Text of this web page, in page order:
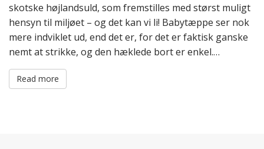
skotske højlandsuld, som fremstilles med størst muligt
hensyn til miljøet – og det kan vi li! Babytæppe ser nok
mere indviklet ud, end det er, for det er faktisk ganske
nemt at strikke, og den hæklede bort er enkel.…
Read more